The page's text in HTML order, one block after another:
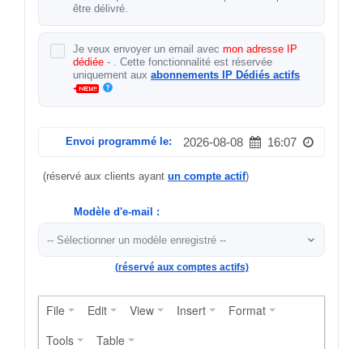
être délivré.
Je veux envoyer un email avec mon adresse IP
dédiée - . Cette fonctionnalité est réservée
uniquement aux abonnements IP Dédiés actifs
Envoi programmé le: 2026-08-08 16:07
(réservé aux clients ayant un compte actif)
Modèle d'e-mail :
(réservé aux comptes actifs)
File Edit View Insert
Format
Tools
Table